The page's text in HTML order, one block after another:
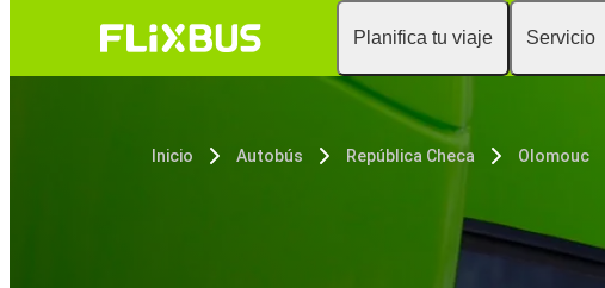
Planifica tu viaje Servicio
Inicio Autobús República Checa Olomouc